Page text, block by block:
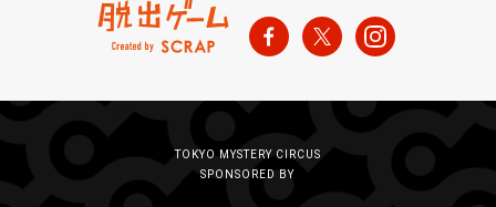
TOKYO MYSTERY CIRCUS
SPONSORED BY